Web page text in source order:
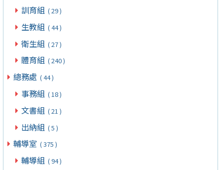
訓育組 ( 29 )
生教組 ( 44 )
衛生組 ( 27 )
體育組 ( 240 )
總務處 ( 44 )
事務組 ( 18 )
文書組 ( 21 )
出納組 ( 5 )
輔導室 ( 375 )
輔導組 ( 94 )